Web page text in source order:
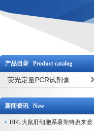
产品目录 Product catalog
荧光定量PCR试剂盒
新闻资讯 New
BRL大鼠肝细胞系暑期特惠来袭